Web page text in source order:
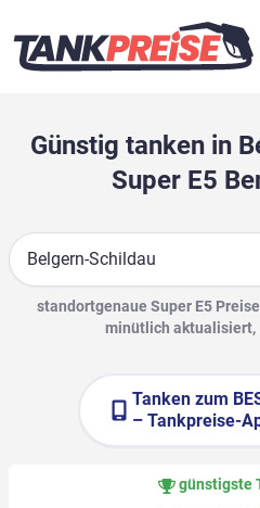
Günstig tanken in
Super E5
Suche
standortgenaue Super E5
minütlich aktualisiert,
Tanken zum
– Tankpreise-
günstigste